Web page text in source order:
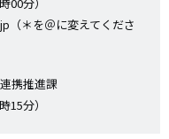
（＊を＠に変えてくださ
携推進課
15分）